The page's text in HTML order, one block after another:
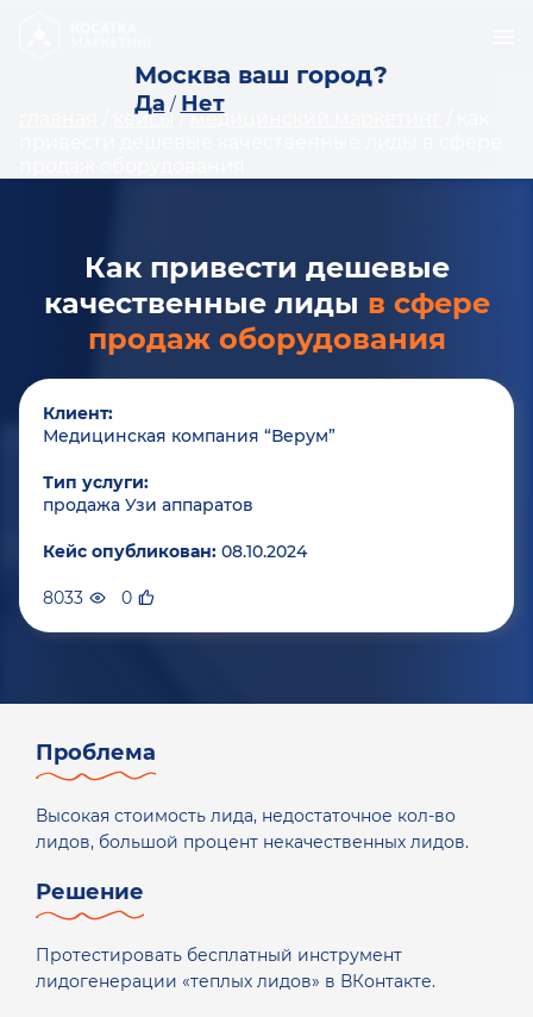
Москва ваш город?
Да / Нет
кейсы /медицинский маркетинг
Как привести дешевые
качественные лиды в сфере
продаж оборудования
Клиент:
Медицинская компания “Верум”
Тип услуги:
продажа Узи аппаратов
Кейс опубликован: 08.10.2024
8033 0
Проблема
Высокая стоимость лида, недостаточное кол-во
лидов, большой процент некачественных лидов.
Решение
Протестировать бесплатный инструмент
лидогенерации «теплых лидов» в ВКонтакте.